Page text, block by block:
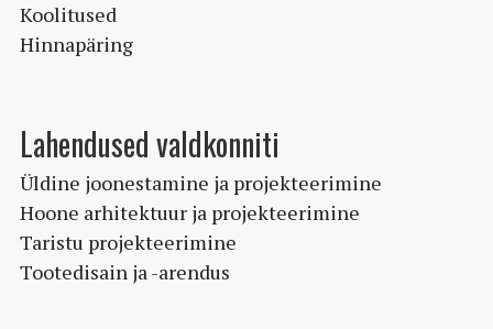
Koolitused
Hinnapäring
Lahendused valdkonniti
Üldine joonestamine ja projekteerimine
Hoone arhitektuur ja projekteerimine
Taristu projekteerimine
Tootedisain ja -arendus